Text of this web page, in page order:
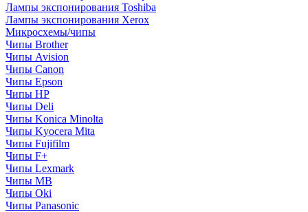
Лампы экспонирования Toshiba
Лампы экспонирования Xerox
Микросхемы/чипы
Чипы Brother
Чипы Avision
Чипы Canon
Чипы Epson
Чипы HP
Чипы Deli
Чипы Konica Minolta
Чипы Kyocera Mita
Чипы Fujifilm
Чипы F+
Чипы Lexmark
Чипы MB
Чипы Oki
Чипы Panasonic